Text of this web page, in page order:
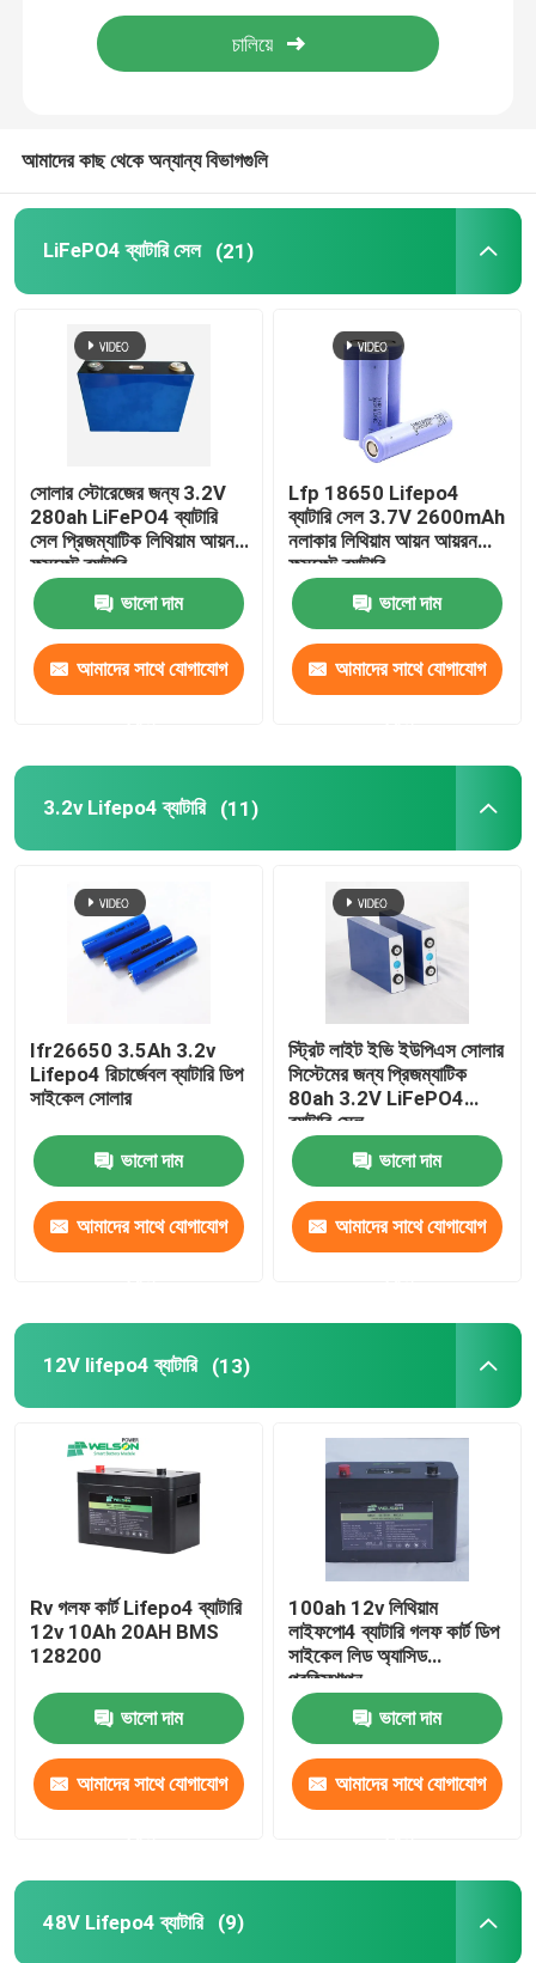
সৌর লিথিয়াম আয়রন ফসফেট ব্যাটারি
পোর্টেবল পাওয়ার স্টেশন
কাস্টম লিথিয়াম আয়ন ব্যাটারি
আমাদের কাছ থেকে অন্যান্য বিভাগগুলি
LiFePO4 ব্যাটারি সেল (21)
সোলার স্টোরেজের জন্য 3.2V
280ah LiFePO4 ব্যাটারি
সেল প্রিজম্যাটিক লিথিয়াম আয়ন
ফসফেট ব্যাটারি
ভালো দাম
আমাদের সাথে যোগাযোগ
Lfp 18650 Lifepo4
ব্যাটারি সেল 3.7V 2600mAh
নলাকার লিথিয়াম আয়ন আয়রন
ফসফেট ব্যাটারি
ভালো দাম
আমাদের সাথে যোগাযোগ
3.2v Lifepo4 ব্যাটারি (11)
Ifr26650 3.5Ah 3.2v
Lifepo4 রিচার্জেবল ব্যাটারি ডিপ
সাইকেল সোলার
ভালো দাম
আমাদের সাথে যোগাযোগ
স্ট্রিট লাইট ইভি ইউপিএস সোলার
সিস্টেমের জন্য প্রিজম্যাটিক
80ah 3.2V LiFePO4
ব্যাটারি সেল
ভালো দাম
আমাদের সাথে যোগাযোগ
12V lifepo4 ব্যাটারি (13)
Rv গলফ কার্ট Lifepo4 ব্যাটারি
12v 10Ah 20AH BMS
128200
ভালো দাম
আমাদের সাথে যোগাযোগ
100ah 12v লিথিয়াম
লাইফপো4 ব্যাটারি গলফ কার্ট ডিপ
সাইকেল লিড অ্যাসিড
প্রতিস্থাপন
ভালো দাম
আমাদের সাথে যোগাযোগ
48V Lifepo4 ব্যাটারি (9)